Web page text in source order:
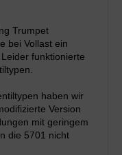
Trumpet
bei Vollast ein
funktionierte
haben wir
Version
mit geringem
die 5701 nicht